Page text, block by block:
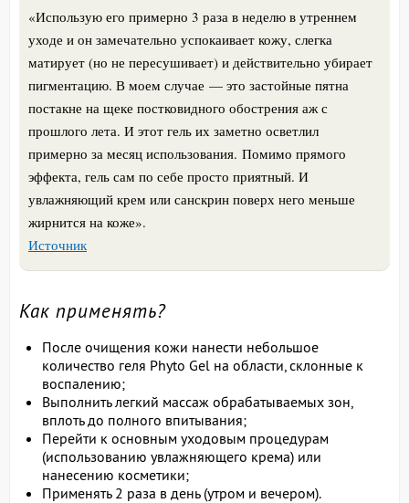
«Использую его примерно 3 раза в неделю в утреннем
уходе и он замечательно успокаивает кожу, слегка
матирует (но не пересушивает) и действительно убирает
пигментацию. В моем случае — это застойные пятна
постакне на щеке постковидного обострения аж с
прошлого лета. И этот гель их заметно осветлил
примерно за месяц использования. Помимо прямого
эффекта, гель сам по себе просто приятный. И
увлажняющий крем или санскрин поверх него меньше
жирнится на коже».
Источник
Как применять?
После очищения кожи нанести небольшое
количество геля Phyto Gel на области, склонные к
воспалению;
Выполнить легкий массаж обрабатываемых зон,
вплоть до полного впитывания;
Перейти к основным уходовым процедурам
(использованию увлажняющего крема) или
нанесению косметики;
Применять 2 раза в день (утром и вечером).